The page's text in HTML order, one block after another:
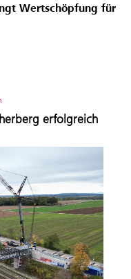
Wertschöpfung für
erfolgreich